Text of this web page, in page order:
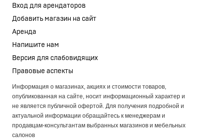
Вход для арендаторов
Добавить магазин на сайт
Аренда
Напишите нам
Версия для слабовидящих
Правовые аспекты
Информация о магазинах, акциях и стоимости товаров,
опубликованная на сайте, носит информационный характер и
не является публичной офертой. Для получения подробной и
актуальной информации обращайтесь к менеджерам и
продавцам-консультантам выбранных магазинов и мебельных
салонов